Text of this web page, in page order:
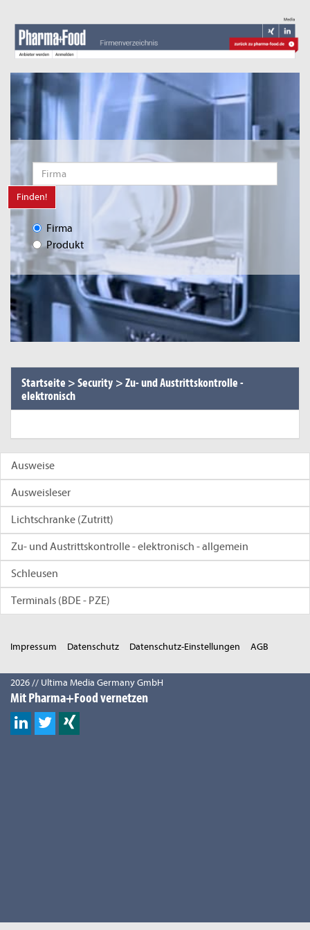
Finden!
Firma
Produkt
Startseite >Security >Zu- und Austrittskontrolle -
elektronisch
Ausweise
Ausweisleser
Lichtschranke (Zutritt)
Zu- und Austrittskontrolle - elektronisch - allgemein
Schleusen
Terminals (BDE - PZE)
Impressum Datenschutz Datenschutz-Einstellungen AGB
2026 // Ultima Media Germany GmbH
Mit Pharma+Food vernetzen